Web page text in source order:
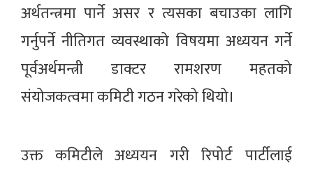
अर्थतन्त्रमा पार्ने असर र त्यसका बचाउका लागि
गर्नुपर्ने नीतिगत व्यवस्थाको विषयमा अध्ययन गर्ने
पूर्वअर्थमन्त्री डाक्टर रामशरण महतको
संयोजकत्वमा कमिटी गठन गरेको थियो।
उक्त कमिटीले अध्ययन गरी रिपोर्ट पार्टीलाई